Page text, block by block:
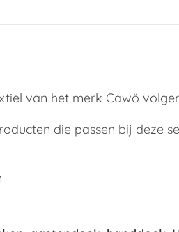
van het merk Cawö
die passen bij deze